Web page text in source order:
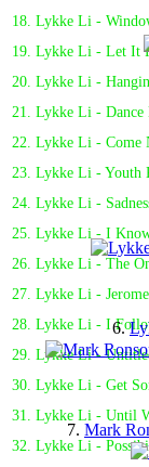
18. Lykke Li -
19. Lykke Li - Let It
20. Lykke Li -
21. Lykke Li - Dance
22. Lykke Li - Come
23. Lykke Li - Youth
24. Lykke Li -
25. Lykke Li - I
26. Lykke Li - The
27. Lykke Li -
28. Lykke Li - I
29. Lykke Li -
30. Lykke Li - Get
31. Lykke Li - Until
32. Lykke Li -
6.
7. Mark